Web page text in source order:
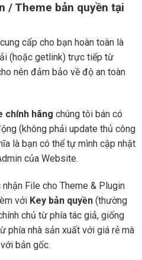
/ Theme bản quyền tại
cấp cho bạn hoàn toàn là
(hoặc getlink) trực tiếp từ
nên đảm bảo về độ an toàn
chính hãng chúng tôi bán có
(không phải update thủ công
là bạn có thể tự mình cập nhật
của Website.
File cho Theme & Plugin
với Key bản quyền (thường
chủ từ phía tác giả, giống
phía nhà sản xuất với giá rẻ mà
bản gốc.